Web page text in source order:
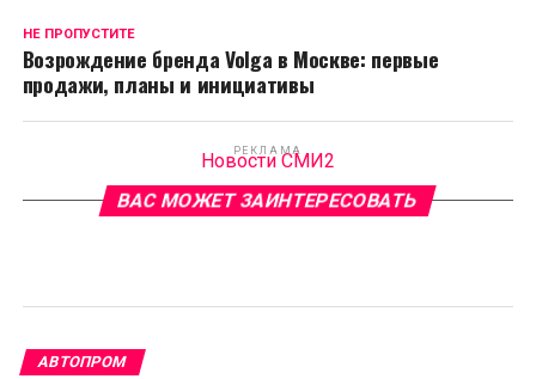
НЕ ПРОПУСТИТЕ
Возрождение бренда Volga в Москве: первые
продажи, планы и инициативы
РЕКЛАМА
Новости СМИ2
ВАС МОЖЕТ ЗАИНТЕРЕСОВАТЬ
АВТОПРОМ